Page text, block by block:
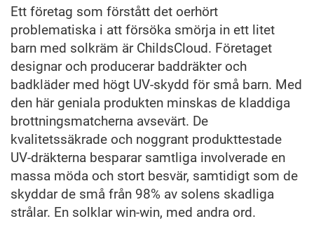
Ett företag som förstått det oerhört
problematiska i att försöka smörja in ett litet
barn med solkräm är ChildsCloud. Företaget
designar och producerar baddräkter och
badkläder med högt UV-skydd för små barn. Med
den här geniala produkten minskas de kladdiga
brottningsmatcherna avsevärt. De
kvalitetssäkrade och noggrant produkttestade
UV-dräkterna besparar samtliga involverade en
massa möda och stort besvär, samtidigt som de
skyddar de små från 98% av solens skadliga
strålar. En solklar win-win, med andra ord.